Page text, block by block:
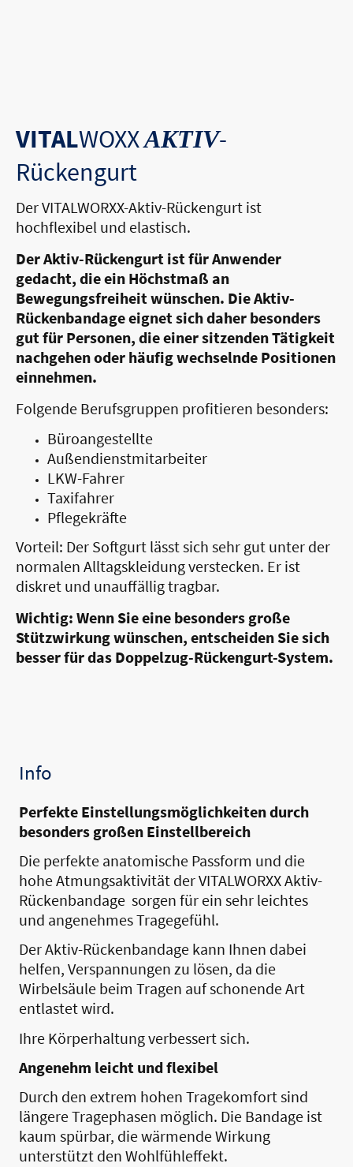
VITALWOXXAKTIV-
Rückengurt
Der VITALWORXX-Aktiv-Rückengurt ist
hochflexibel und elastisch.
Der Aktiv-Rückengurt ist für Anwender
gedacht, die ein Höchstmaß an
Bewegungsfreiheit wünschen. Die Aktiv-
Rückenbandage eignet sich daher besonders
gut für Personen, die einer sitzenden Tätigkeit
nachgehen oder häufig wechselnde Positionen
einnehmen.
Folgende Berufsgruppen profitieren besonders:
Büroangestellte
Außendienstmitarbeiter
LKW-Fahrer
Taxifahrer
Pflegekräfte
Vorteil: Der Softgurt lässt sich sehr gut unter der
normalen Alltagskleidung verstecken. Er ist
diskret und unauffällig tragbar.
Wichtig: Wenn Sie eine besonders große
Stützwirkung wünschen, entscheiden Sie sich
besser für das Doppelzug-Rückengurt-System.
Info
Perfekte Einstellungsmöglichkeiten durch
besonders großen Einstellbereich
Die perfekte anatomische Passform und die
hohe Atmungsaktivität der VITALWORXX Aktiv-
Rückenbandage sorgen für ein sehr leichtes
und angenehmes Tragegefühl.
Der Aktiv-Rückenbandage kann Ihnen dabei
helfen, Verspannungen zu lösen, da die
Wirbelsäule beim Tragen auf schonende Art
entlastet wird.
Ihre Körperhaltung verbessert sich.
Angenehm leicht und flexibel
Durch den extrem hohen Tragekomfort sind
längere Tragephasen möglich. Die Bandage ist
kaum spürbar, die wärmende Wirkung
unterstützt den Wohlfühleffekt.